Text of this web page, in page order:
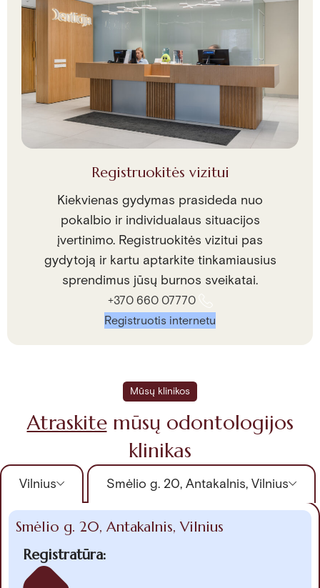
Registruokitės vizitui
Kiekvienas gydymas prasideda nuo
pokalbio ir individualaus situacijos
įvertinimo. Registruokitės vizitui pas
gydytoją ir kartu aptarkite tinkamiausius
sprendimus jūsų burnos sveikatai.
+370 660 07770
Registruotis internetu
Mūsų klinikos
Atraskitemūsų odontologijos
klinikas
Vilnius Smėlio g. 20, Antakalnis, Vilnius
Smėlio g. 20, Antakalnis, Vilnius
Registratūra: